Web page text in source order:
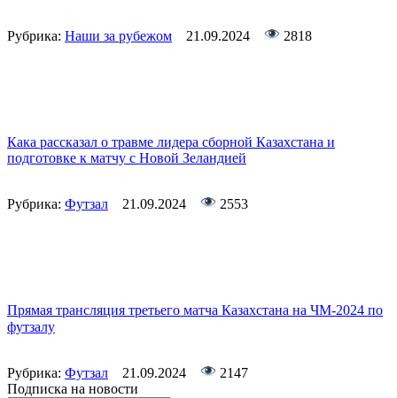
Рубрика: Наши за рубежом 21.09.2024 2818
Кака рассказал о травме лидера сборной Казахстана и
подготовке к матчу с Новой Зеландией
Рубрика: Футзал 21.09.2024 2553
Прямая трансляция третьего матча Казахстана на ЧМ-2024 по
футзалу
Рубрика: Футзал 21.09.2024
2147
Подписка на новости